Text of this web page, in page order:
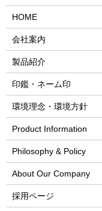
HOME
会社案内
製品紹介
印鑑・ネーム印
環境理念・環境方針
Product Information
Philosophy & Policy
About Our Company
採用ページ